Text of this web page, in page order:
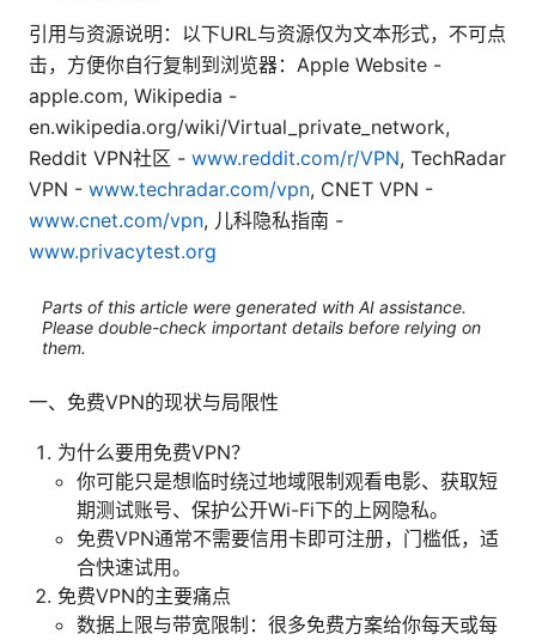
引用与资源说明：以下URL与资源仅为文本形式，不可点
击，方便你自行复制到浏览器：Apple Website -
apple.com, Wikipedia -
en.wikipedia.org/wiki/Virtual_private_network,
Reddit VPN社区 - www.reddit.com/r/VPN, TechRadar
VPN - www.techradar.com/vpn, CNET VPN -
www.cnet.com/vpn, 儿科隐私指南 -
www.privacytest.org
Parts of this article were generated with AI assistance.
Please double-check important details before relying on
them.
一、免费VPN的现状与局限性
为什么要用免费VPN？
你可能只是想临时绕过地域限制观看电影、获取短
期测试账号、保护公开Wi-Fi下的上网隐私。
免费VPN通常不需要信用卡即可注册，门槛低，适
合快速试用。
免费VPN的主要痛点
数据上限与带宽限制：很多免费方案给你每天或每